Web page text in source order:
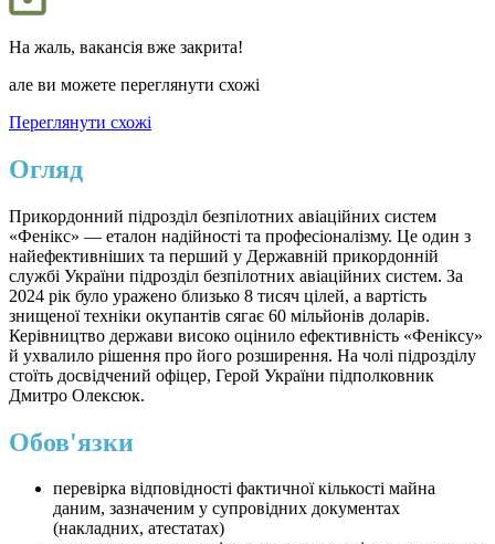
На жаль, вакансія вже закрита!
але ви можете переглянути схожі
Переглянути схожі
Огляд
Прикордонний підрозділ безпілотних авіаційних систем
«Фенікс» — еталон надійності та професіоналізму. Це один з
найефективніших та перший у Державній прикордонній
службі України підрозділ безпілотних авіаційних систем. За
2024 рік було уражено близько 8 тисяч цілей, а вартість
знищеної техніки окупантів сягає 60 мільйонів доларів.
Керівництво держави високо оцінило ефективність «Феніксу»
й ухвалило рішення про його розширення. На чолі підрозділу
стоїть досвідчений офіцер, Герой України підполковник
Дмитро Олексюк.
Обов'язки
перевірка відповідності фактичної кількості майна
даним, зазначеним у супровідних документах
(накладних, атестатах)